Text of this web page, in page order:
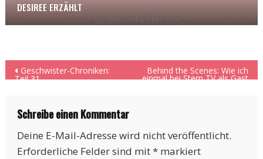
DESIREE ERZÄHLT
Beitragsnavigation
Geschwister-Chroniken:
Teil 31
Behind the Scenes: Wie ich
einmal bei Stern TV als Gast
Schreibe einen Kommentar
Deine E-Mail-Adresse wird nicht veröffentlicht.
Erforderliche Felder sind mit*markiert